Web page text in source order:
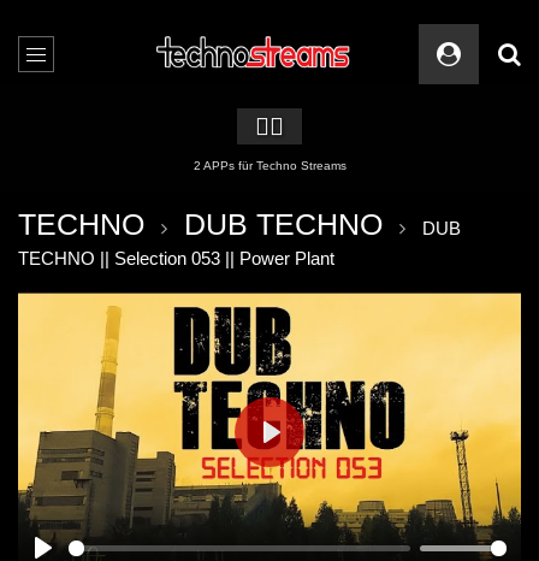
🏳️‍🌈
2 APPs für Techno Streams
TECHNO DUB TECHNO
DUB
TECHNO || Selection 053 || Power Plant
PLAY